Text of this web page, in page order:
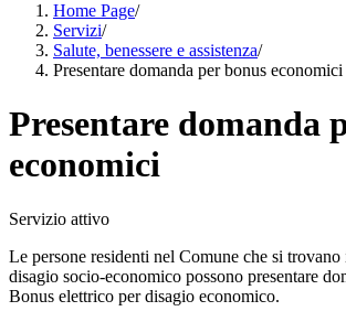
Home Page/
Servizi/
Salute, benessere e assistenza/
Presentare domanda per bonus economici
Presentare domanda
economici
Servizio attivo
Le persone residenti nel Comune che si
disagio socio-economico possono presentare
Bonus elettrico per disagio economico.